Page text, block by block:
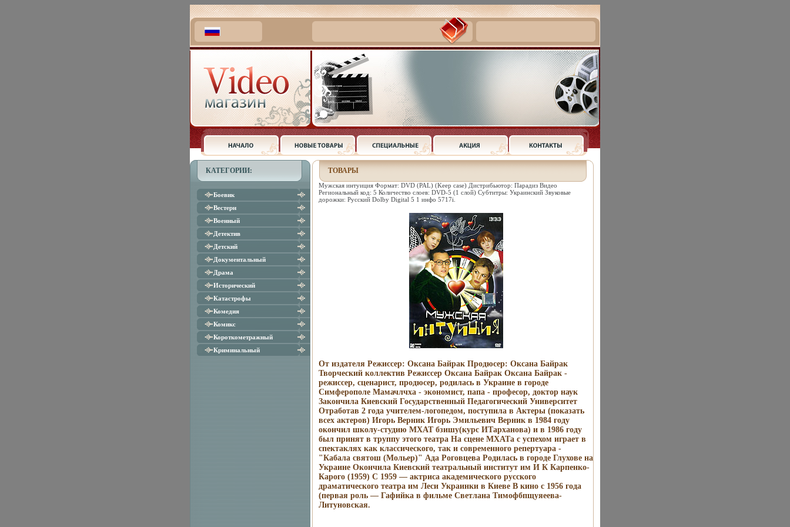
КАТЕГОРИИ:
Боевик
Вестерн
Военный
Детектив
Детский
Документальный
Драма
Исторический
Катастрофы
Комедия
Комикс
Короткометражный
Криминальный
ТОВАРЫ
Мужская интуиция Формат: DVD (PAL) (Keep case) Дистрибьютор: Парадиз Видео
Региональный код: 5 Количество слоев: DVD-5 (1 слой) Субтитры: Украинский Звуковые
дорожки: Русский Dolby Digital 5 1 инфо 5717i.
От издателя Режиссер: Оксана Байрак Продюсер: Оксана Байрак
Творческий коллектив Режиссер Оксана Байрак Оксана Байрак -
режиссер, сценарист, продюсер, родилась в Украине в городе
Симферополе Мамачлчха - экономист, папа - професор, доктор наук
Закончила Киевский Государственный Педагогический Университет
Отработав 2 года учителем-логопедом, поступила в Актеры (показать
всех актеров) Игорь Верник Игорь Эмильевич Верник в 1984 году
окончил школу-студию МХАТ бзишу(курс ИТарханова) и в 1986 году
был принят в труппу этого театра На сцене МХАТа с успехом играет в
спектаклях как классического, так и современного репертуара -
"Кабала святош (Мольер)" Ада Роговцева Родилась в городе Глухове на
Украине Окончила Киевский театральный институт им И К Карпенко-
Карого (1959) С 1959 — актриса академического русского
драматического театра им Леси Украинки в Киеве В кино с 1956 года
(первая роль — Гафийка в фильме Светлана Тимофбпщуяеева-
Литуновская.